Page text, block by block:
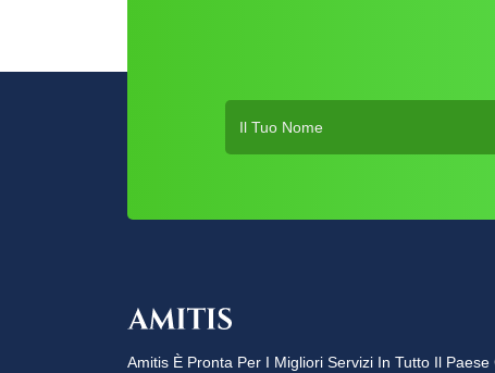
Amitis È Pronta Per I Migliori Servizi In Tutto Il